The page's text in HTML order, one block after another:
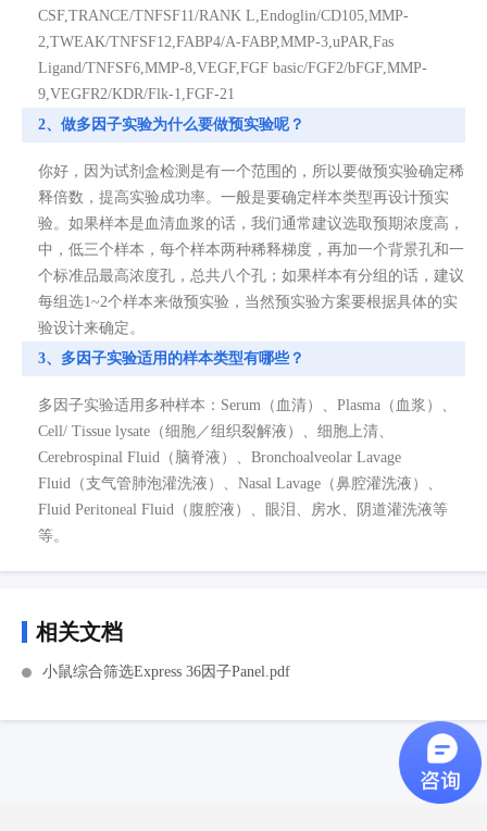
CSF,TRANCE/TNFSF11/RANK L,Endoglin/CD105,MMP-
2,TWEAK/TNFSF12,FABP4/A-FABP,MMP-3,uPAR,Fas
Ligand/TNFSF6,MMP-8,VEGF,FGF basic/FGF2/bFGF,MMP-
9,VEGFR2/KDR/Flk-1,FGF-21
2、做多因子实验为什么要做预实验呢？
你好，因为试剂盒检测是有一个范围的，所以要做预实验确定稀
释倍数，提高实验成功率。一般是要确定样本类型再设计预实
验。如果样本是血清血浆的话，我们通常建议选取预期浓度高，
中，低三个样本，每个样本两种稀释梯度，再加一个背景孔和一
个标准品最高浓度孔，总共八个孔；如果样本有分组的话，建议
每组选1~2个样本来做预实验，当然预实验方案要根据具体的实
验设计来确定。
3、多因子实验适用的样本类型有哪些？
多因子实验适用多种样本：Serum（血清）、Plasma（血浆）、
Cell/ Tissue lysate（细胞／组织裂解液）、细胞上清、
Cerebrospinal Fluid（脑脊液）、Bronchoalveolar Lavage
Fluid（支气管肺泡灌洗液）、Nasal Lavage（鼻腔灌洗液）、
Fluid Peritoneal Fluid（腹腔液）、眼泪、房水、阴道灌洗液等
等。
相关文档
小鼠综合筛选Express 36因子Panel.pdf